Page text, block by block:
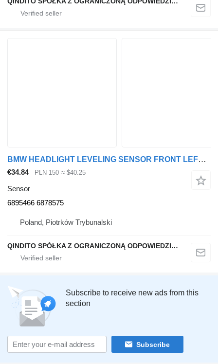
BMW HEADLIGHT LEVELING SENSOR FRONT LEFT X6 G06 6895466 6878575 for BMW X6 G06 X5 G05 car
€34.84 PLN 150 ≈ $40.25
Sensor
6895466 6878575
Poland, Piotrków Trybunalski
QINDITO SPÓŁKA Z OGRANICZONĄ ODPOWIEDZIALNOŚCIĄ
Subscribe to receive new ads from this
section
Subscribe